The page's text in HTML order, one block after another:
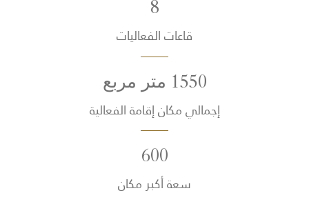
8
قاعات الفعاليات
1550 متر مربع
إجمالي مكان إقامة الفعالية
600
سعة أكبر مكان